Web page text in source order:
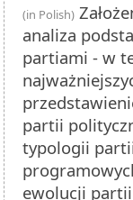
(in Polish)
analiza
partiami - w
partii
typologii
ewolucji